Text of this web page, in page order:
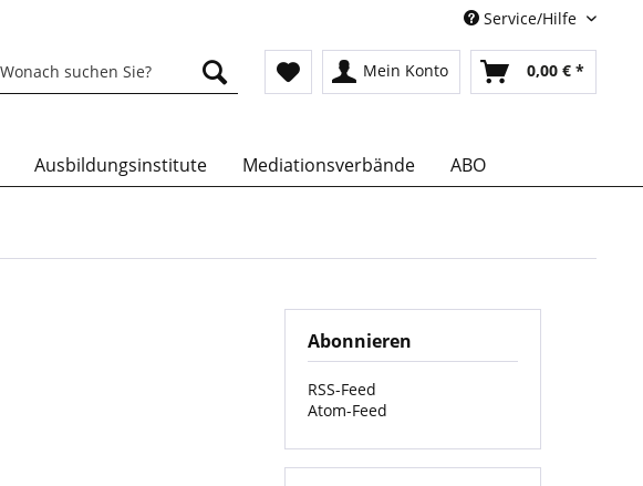
Service/Hilfe
Mein Konto 0,00 € *
Ausbildungsinstitute Mediationsverbände ABO
Abonnieren
RSS-Feed
Atom-Feed